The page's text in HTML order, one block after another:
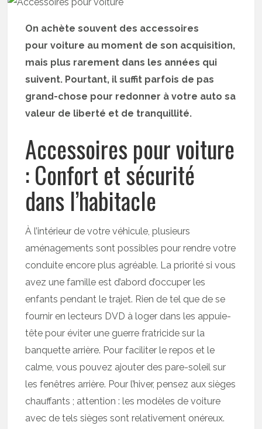
On achète souvent des accessoires
pour voiture au moment de son acquisition,
mais plus rarement dans les années qui
suivent. Pourtant, il suffit parfois de pas
grand-chose pour redonner à votre auto sa
valeur de liberté et de tranquillité.
Accessoires pour voiture
: Confort et sécurité
dans l’habitacle
À l’intérieur de votre véhicule, plusieurs
aménagements sont possibles pour rendre votre
conduite encore plus agréable. La priorité si vous
avez une famille est d’abord d’occuper les
enfants pendant le trajet. Rien de tel que de se
fournir en lecteurs DVD à loger dans les appuie-
tête pour éviter une guerre fratricide sur la
banquette arrière. Pour faciliter le repos et le
calme, vous pouvez ajouter des pare-soleil sur
les fenêtres arrière. Pour l’hiver, pensez aux sièges
chauffants ; attention : les modèles de voiture
avec de tels sièges sont relativement onéreux.